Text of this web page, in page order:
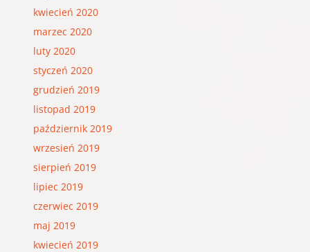
kwiecień 2020
marzec 2020
luty 2020
styczeń 2020
grudzień 2019
listopad 2019
październik 2019
wrzesień 2019
sierpień 2019
lipiec 2019
czerwiec 2019
maj 2019
kwiecień 2019